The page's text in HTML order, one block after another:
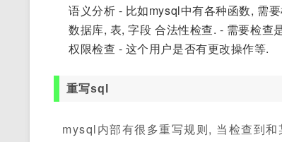
语义分析 - 比如mysql中有各种函数, 需
数据库, 表, 字段 合法性检查. - 需要检查
权限检查 - 这个用户是否有更改操作等.
重写sql
mysql内部有很多重写规则, 当检查到